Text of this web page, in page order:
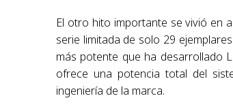
El otro hito importante se vivió en
serie limitada de solo 29
más potente que ha desarrollado
ofrece una potencia total del
ingeniería de la marca.